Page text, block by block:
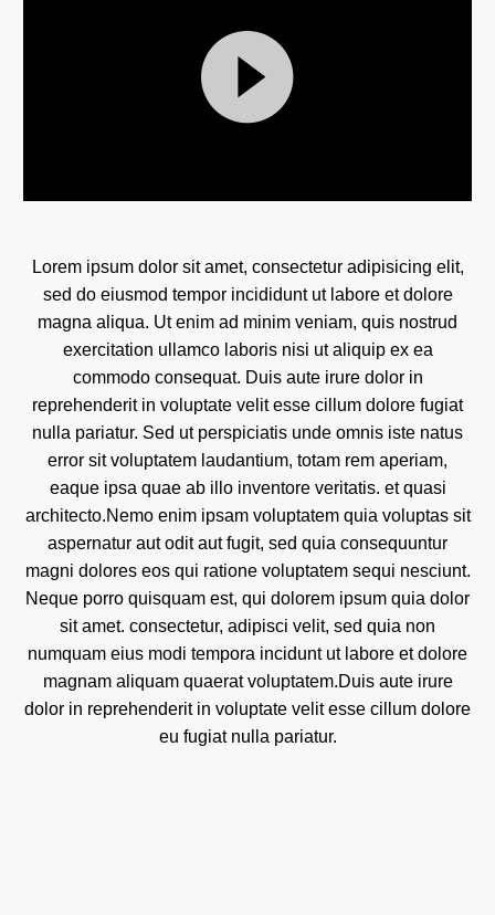
Βίντεο
Lorem ipsum dolor sit amet, consectetur adipisicing elit,
sed do eiusmod tempor incididunt ut labore et dolore
magna aliqua. Ut enim ad minim veniam, quis nostrud
exercitation ullamco laboris nisi ut aliquip ex ea
commodo consequat. Duis aute irure dolor in
reprehenderit in voluptate velit esse cillum dolore fugiat
nulla pariatur. Sed ut perspiciatis unde omnis iste natus
error sit voluptatem laudantium, totam rem aperiam,
eaque ipsa quae ab illo inventore veritatis. et quasi
architecto.Nemo enim ipsam voluptatem quia voluptas sit
aspernatur aut odit aut fugit, sed quia consequuntur
magni dolores eos qui ratione voluptatem sequi nesciunt.
Neque porro quisquam est, qui dolorem ipsum quia dolor
sit amet. consectetur, adipisci velit, sed quia non
numquam eius modi tempora incidunt ut labore et dolore
magnam aliquam quaerat voluptatem.Duis aute irure
dolor in reprehenderit in voluptate velit esse cillum dolore
eu fugiat nulla pariatur.